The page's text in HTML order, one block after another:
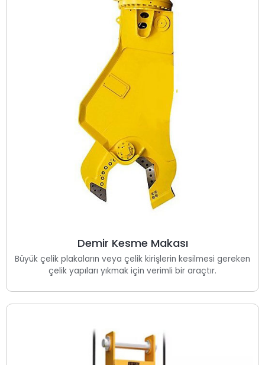
Demir Kesme Makası
Büyük çelik plakaların veya çelik kirişlerin kesilmesi gereken
çelik yapıları yıkmak için verimli bir araçtır.